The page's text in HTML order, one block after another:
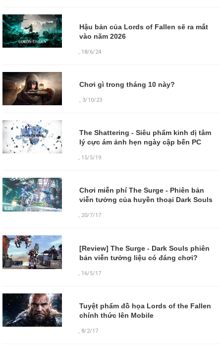
Hậu bản của Lords of Fallen sẽ ra mắt
vào năm 2026
, 18/6/24
Chơi gì trong tháng 10 này?
, 3/10/23
The Shattering - Siêu phẩm kinh dị tâm
lý cực ám ảnh hẹn ngày cập bến PC
, 15/5/19
Chơi miễn phí The Surge - Phiên bản
viễn tưởng của huyền thoại Dark Souls
, 20/7/17
[Review] The Surge - Dark Souls phiên
bản viễn tưởng liệu có đáng chơi?
, 16/5/17
Tuyệt phẩm đồ họa Lords of the Fallen
chính thức lên Mobile
, 8/2/17